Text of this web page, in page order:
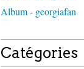
Album - georgiafan
Catégories